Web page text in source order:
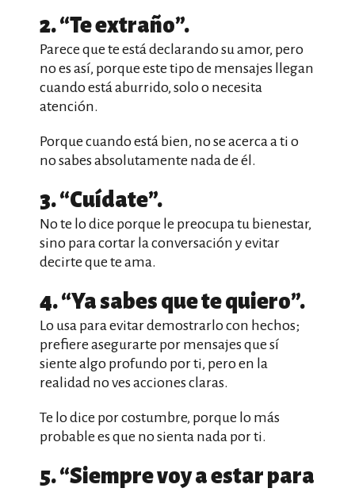
2. “Te extraño”.
Parece que te está declarando su amor, pero
no es así, porque este tipo de mensajes llegan
cuando está aburrido, solo o necesita
atención.
Porque cuando está bien, no se acerca a ti o
no sabes absolutamente nada de él.
3. “Cuídate”.
No te lo dice porque le preocupa tu bienestar,
sino para cortar la conversación y evitar
decirte que te ama.
4. “Ya sabes que te quiero”.
Lo usa para evitar demostrarlo con hechos;
prefiere asegurarte por mensajes que sí
siente algo profundo por ti, pero en la
realidad no ves acciones claras.
Te lo dice por costumbre, porque lo más
probable es que no sienta nada por ti.
5. “Siempre voy a estar para